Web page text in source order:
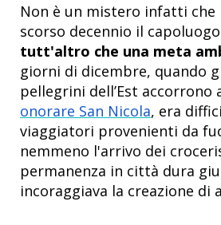
Non è un mistero infatti che
scorso decennio il
tutt'altro che una meta
giorni di dicembre, quando
pellegrini dell’Est accorrono
onorare San Nicola, era
viaggiatori provenienti da
nemmeno l'arrivo dei
permanenza in città dura
incoraggiava la creazione di